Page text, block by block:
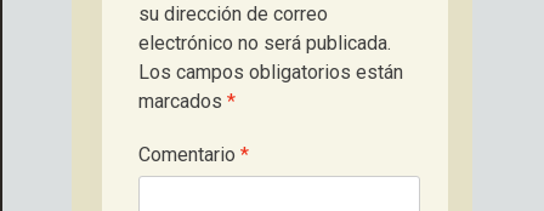
su dirección de correo
electrónico no será publicada.
Los campos obligatorios están
marcados *
Comentario *